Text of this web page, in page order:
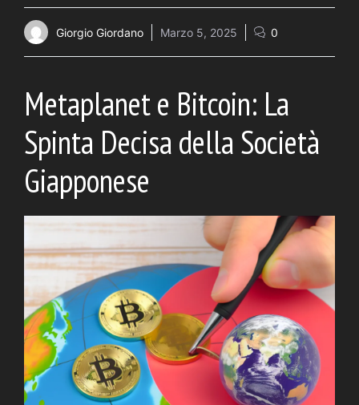
Giorgio Giordano Marzo 5, 2025 0
Metaplanet e Bitcoin: La
Spinta Decisa della Società
Giapponese